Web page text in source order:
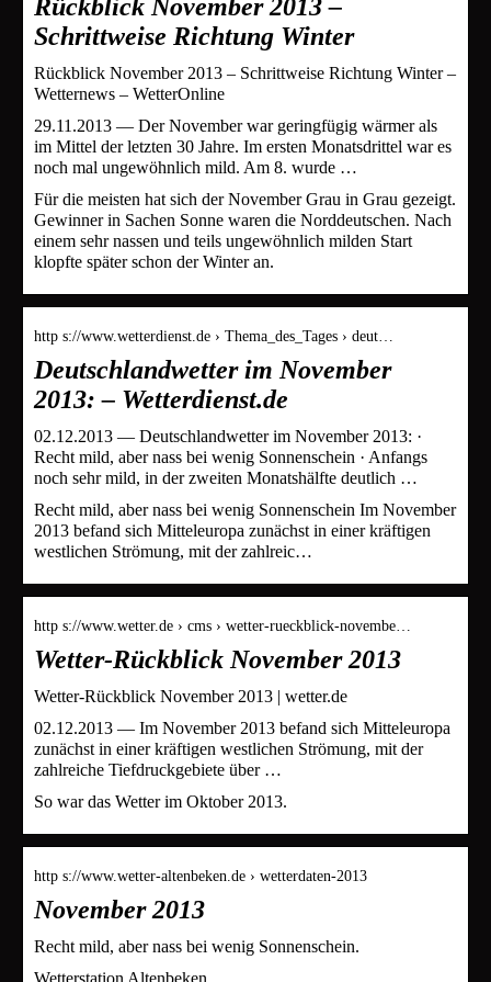
Rückblick November 2013 –
Schrittweise Richtung Winter
Rückblick November 2013 – Schrittweise Richtung Winter –
Wetternews – WetterOnline
29.11.2013 — Der November war geringfügig wärmer als
im Mittel der letzten 30 Jahre. Im ersten Monatsdrittel war es
noch mal ungewöhnlich mild. Am 8. wurde …
Für die meisten hat sich der November Grau in Grau gezeigt.
Gewinner in Sachen Sonne waren die Norddeutschen. Nach
einem sehr nassen und teils ungewöhnlich milden Start
klopfte später schon der Winter an.
http s://www.wetterdienst.de › Thema_des_Tages › deut…
Deutschlandwetter im November
2013: – Wetterdienst.de
02.12.2013 — Deutschlandwetter im November 2013: ·
Recht mild, aber nass bei wenig Sonnenschein · Anfangs
noch sehr mild, in der zweiten Monatshälfte deutlich …
Recht mild, aber nass bei wenig Sonnenschein Im November
2013 befand sich Mitteleuropa zunächst in einer kräftigen
westlichen Strömung, mit der zahlreic…
http s://www.wetter.de › cms › wetter-rueckblick-novembe…
Wetter-Rückblick November 2013
Wetter-Rückblick November 2013 | wetter.de
02.12.2013 — Im November 2013 befand sich Mitteleuropa
zunächst in einer kräftigen westlichen Strömung, mit der
zahlreiche Tiefdruckgebiete über …
So war das Wetter im Oktober 2013.
http s://www.wetter-altenbeken.de › wetterdaten-2013
November 2013
Recht mild, aber nass bei wenig Sonnenschein.
Wetterstation Altenbeken